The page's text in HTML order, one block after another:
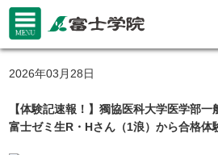
2026年03月28日
【体験記速報！】獨協医科大学医学部
富士ゼミ生R・Hさん（1浪）から合格体